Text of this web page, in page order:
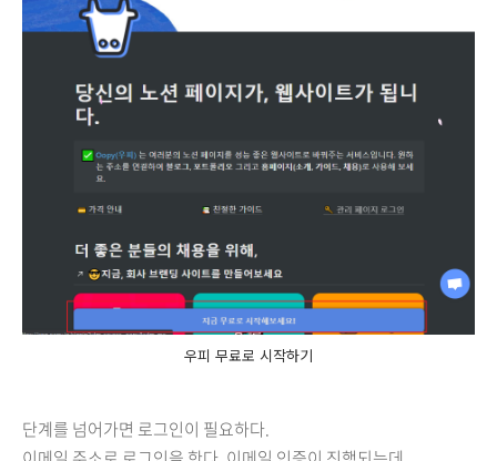
우피 무료로 시작하기
단계를 넘어가면 로그인이 필요하다.